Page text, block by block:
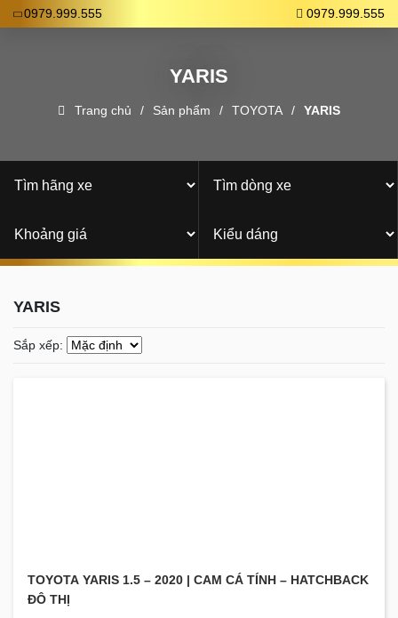
0979.999.555 0979.999.555
YARIS
Trang chủ Sản phẩm TOYOTA YARIS
YARIS
Sắp xếp:
TOYOTA YARIS 1.5 – 2020 | CAM CÁ TÍNH – HATCHBACK
ĐÔ THỊ